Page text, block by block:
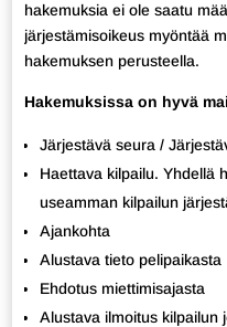
hakemuksia ei ole saatu
järjestämisoikeus myöntää
hakemuksen perusteella.
Hakemuksissa on hyvä
Järjestävä seura /
Haettava kilpailu. Yhdellä
useamman kilpailun
Ajankohta
Alustava tieto pelipaikasta
Ehdotus miettimisajasta
Alustava ilmoitus kilpailun